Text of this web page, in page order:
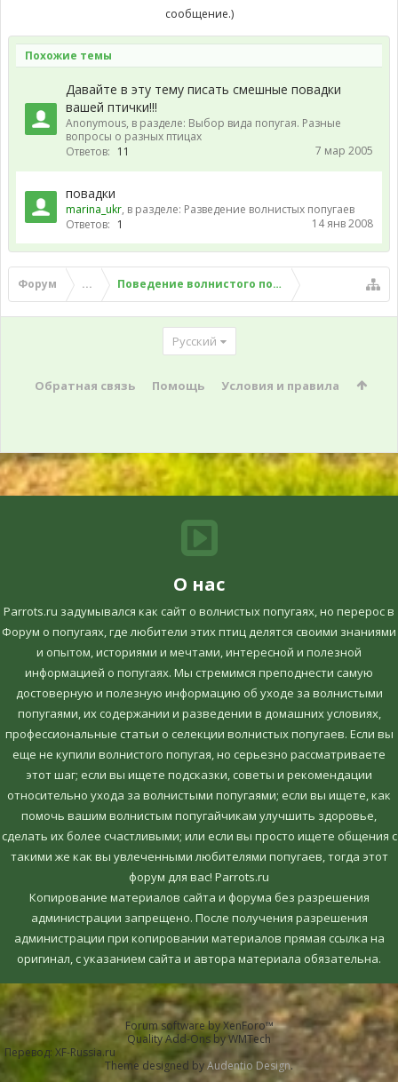
сообщение.)
Похожие темы
Давайте в эту тему писать смешные повадки
вашей птички!!!
Anonymous, в разделе: Выбор вида попугая. Разные
вопросы о разных птицах
Ответов: 11 7 мар 2005
повадки
marina_ukr, в разделе: Разведение волнистых попугаев
Ответов: 1 14 янв 2008
Форум ... Поведение волнистого попугая
Русский
Обратная связь Помощь Условия и правила
О нас
Parrots.ru задумывался как сайт о волнистых попугаях, но перерос в
Форум о попугаях, где любители этих птиц делятся своими знаниями
и опытом, историями и мечтами, интересной и полезной
информацией о попугаях. Мы стремимся преподнести самую
достоверную и полезную информацию об уходе за волнистыми
попугаями, их содержании и разведении в домашних условиях,
профессиональные статьи о селекции волнистых попугаев. Если вы
еще не купили волнистого попугая, но серьезно рассматриваете
этот шаг; если вы ищете подсказки, советы и рекомендации
относительно ухода за волнистыми попугаями; если вы ищете, как
помочь вашим волнистым попугайчикам улучшить здоровье,
сделать их более счастливыми; или если вы просто ищете общения с
такими же как вы увлеченными любителями попугаев, тогда этот
форум для вас! Parrots.ru
Копирование материалов сайта и форума без разрешения
администрации запрещено. После получения разрешения
администрации при копировании материалов прямая ссылка на
оригинал, c указанием сайта и автора материала обязательна.
Forum software by XenForo™
Quality Add-Ons by WMTech
Перевод: XF-Russia.ru
Theme designed byAudentio Design.